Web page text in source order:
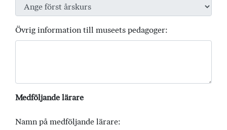
Övrig information till museets pedagoger:
Medföljande lärare
Namn på medföljande lärare: